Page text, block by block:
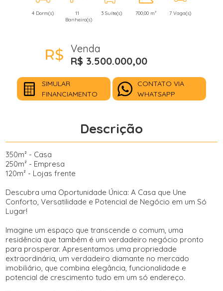
4 Dorm(s)
11
Banheiro(s)
3 Suíte(s) 700,00 m² 7 Vaga(s)
Venda
R$ 3.500.000,00
SIMULAR
FINANCIAMENTO
CONTATO VIA
WHATSAPP
Descrição
350m² - Casa
250m² - Empresa
120m² - Lojas frente
Descubra uma Oportunidade Única: A Casa que Une
Conforto, Versatilidade e Potencial de Negócio em um Só
Lugar!
Imagine um espaço que transcende o comum, uma
residência que também é um verdadeiro negócio pronto
para prosperar. Apresentamos uma propriedade
extraordinária, um verdadeiro diamante no mercado
imobiliário, que combina elegância, funcionalidade e
potencial de crescimento tudo em um só endereço.